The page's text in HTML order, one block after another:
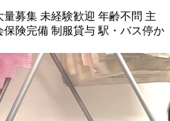
量募集 未経験歓迎 年齢不問 主
保険完備 制服貸与 駅・バス停か